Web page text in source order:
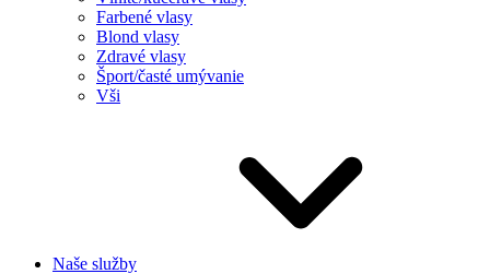
Farbené vlasy
Blond vlasy
Zdravé vlasy
Šport/časté umývanie
Vši
Naše služby